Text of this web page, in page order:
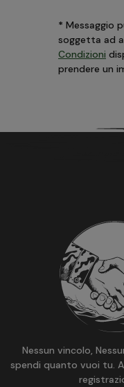
* Messaggio
soggetta ad
Condizioni
prendere un
Nessun vincolo,
spendi quanto vuoi tu.